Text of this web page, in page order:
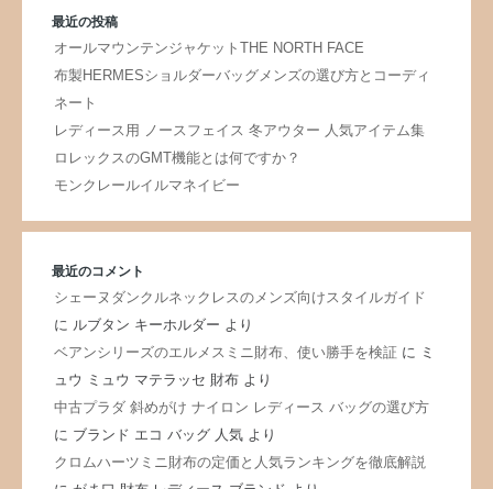
最近の投稿
オールマウンテンジャケットTHE NORTH FACE
布製HERMESショルダーバッグメンズの選び方とコーディ
ネート
レディース用 ノースフェイス 冬アウター 人気アイテム集
ロレックスのGMT機能とは何ですか？
モンクレールイルマネイビー
最近のコメント
シェーヌダンクルネックレスのメンズ向けスタイルガイド
に ルブタン キーホルダー より
ベアンシリーズのエルメスミニ財布、使い勝手を検証に ミ
ュウ ミュウ マテラッセ 財布より
中古プラダ 斜めがけ ナイロン レディース バッグの選び方
に ブランド エコ バッグ 人気より
クロムハーツミニ財布の定価と人気ランキングを徹底解説